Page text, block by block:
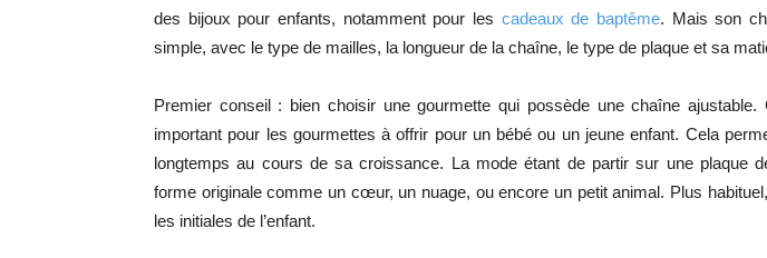
des bijoux pour enfants, notamment pour les cadeaux de baptême. Mais son
simple, avec le type de mailles, la longueur de la chaîne, le type de plaque et sa
Premier conseil : bien choisir une gourmette qui possède une chaîne ajustable.
important pour les gourmettes à offrir pour un bébé ou un jeune enfant. Cela
longtemps au cours de sa croissance. La mode étant de partir sur une plaque
forme originale comme un cœur, un nuage, ou encore un petit animal. Plus
les initiales de l’enfant.